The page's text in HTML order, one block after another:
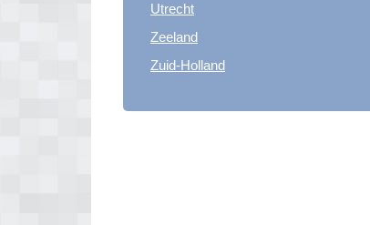
Utrecht
Zeeland
Zuid-Holland